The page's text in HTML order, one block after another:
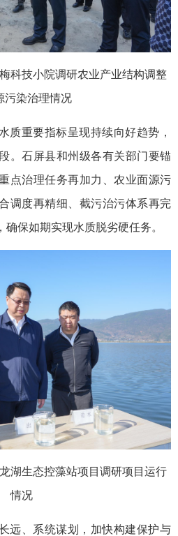
科技小院调研农业产业结构调整
污染治理情况
质重要指标呈现持续向好趋势，
。石屏县和州级各有关部门要锚
点治理任务再加力、农业面源污
调度再精细、截污治污体系再完
保如期实现水质脱劣硬任务。
湖生态控藻站项目调研项目运行
情况
远、系统谋划，加快构建保护与